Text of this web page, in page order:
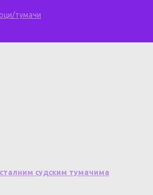
тумачи
судским тумачима